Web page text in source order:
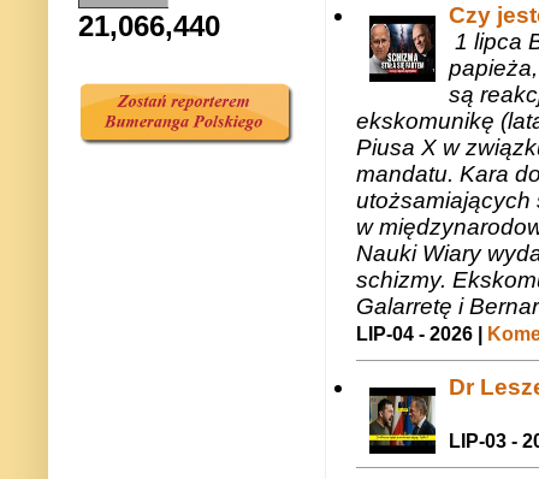
Czy
1 lipca
są
ekskomunikę
Piusa X w
mandatu. Kara
utożsamiających
w
Nauki Wiary
schizmy.
Galarretę i
LIP-04 - 2026 |
Dr
LIP-03 -
21,066,440